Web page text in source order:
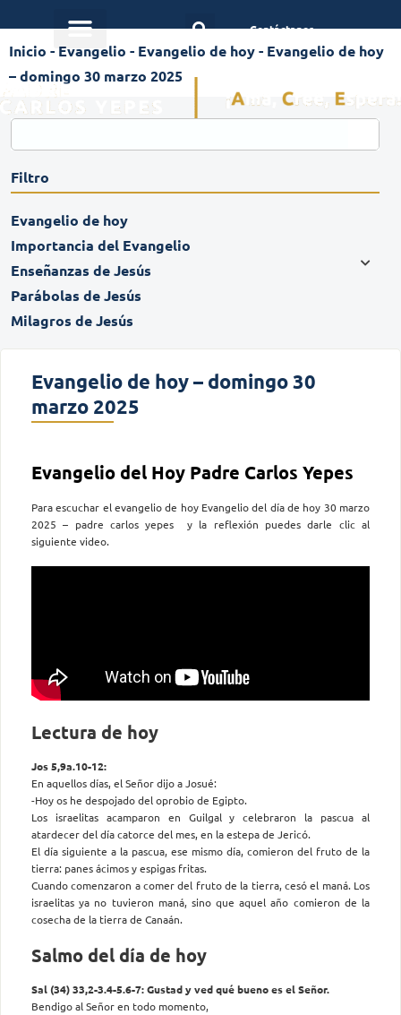
Contáctanos
Inicio - Evangelio - Evangelio de hoy- Evangelio de hoy
– domingo 30 marzo 2025
Filtro
Evangelio de hoy
Importancia del Evangelio
Enseñanzas de Jesús
Parábolas de Jesús
Milagros de Jesús
Evangelio de hoy – domingo 30
marzo 2025
Evangelio del Hoy Padre Carlos Yepes
Para escuchar el evangelio de hoy Evangelio del día de hoy 30 marzo
2025 – padre carlos yepes y la reflexión puedes darle clic al
siguiente video.
Lectura de hoy
Jos 5,9a.10-12:
En aquellos días, el Señor dijo a Josué:
-Hoy os he despojado del oprobio de Egipto.
Los israelitas acamparon en Guilgal y celebraron la pascua al
atardecer del día catorce del mes, en la estepa de Jericó.
El día siguiente a la pascua, ese mismo día, comieron del fruto de la
tierra: panes ácimos y espigas fritas.
Cuando comenzaron a comer del fruto de la tierra, cesó el maná. Los
israelitas ya no tuvieron maná, sino que aquel año comieron de la
cosecha de la tierra de Canaán.
Salmo del día de hoy
Sal (34) 33,2-3.4-5.6-7: Gustad y ved qué bueno es el Señor.
Bendigo al Señor en todo momento,